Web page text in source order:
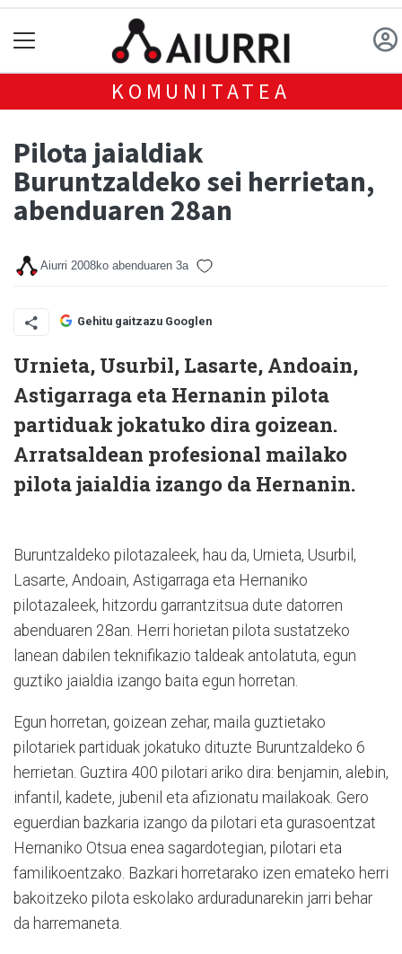
KOMUNITATEA
Pilota jaialdiak
Buruntzaldeko sei herrietan,
abenduaren 28an
Aiurri 2008ko abenduaren 3a
Gehitu gaitzazu Googlen
Urnieta, Usurbil, Lasarte, Andoain,
Astigarraga eta Hernanin pilota
partiduak jokatuko dira goizean.
Arratsaldean profesional mailako
pilota jaialdia izango da Hernanin.
Buruntzaldeko pilotazaleek, hau da, Urnieta, Usurbil,
Lasarte, Andoain, Astigarraga eta Hernaniko
pilotazaleek, hitzordu garrantzitsua dute datorren
abenduaren 28an. Herri horietan pilota sustatzeko
lanean dabilen teknifikazio taldeak antolatuta, egun
guztiko jaialdia izango baita egun horretan.
Egun horretan, goizean zehar, maila guztietako
pilotariek partiduak jokatuko dituzte Buruntzaldeko 6
herrietan. Guztira 400 pilotari ariko dira: benjamin, alebin,
infantil, kadete, jubenil eta afizionatu mailakoak. Gero
eguerdian bazkaria izango da pilotari eta gurasoentzat
Hernaniko Otsua enea sagardotegian, pilotari eta
familikoentzako. Bazkari horretarako izen emateko herri
bakoitzeko pilota eskolako arduradunarekin jarri behar
da harremaneta.